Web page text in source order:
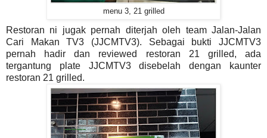
menu 3, 21 grilled
Restoran ni jugak pernah diterjah oleh team Jalan-Jalan
Cari Makan TV3 (JJCMTV3). Sebagai bukti JJCMTV3
pernah hadir dan reviewed restoran 21 grilled, ada
tergantung plate JJCMTV3 disebelah dengan kaunter
restoran 21 grilled.